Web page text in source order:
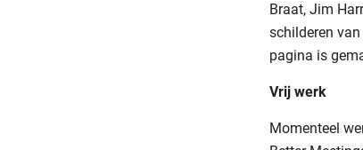
Braat, Jim
schilderen
pagina is
Vrij werk
Momenteel